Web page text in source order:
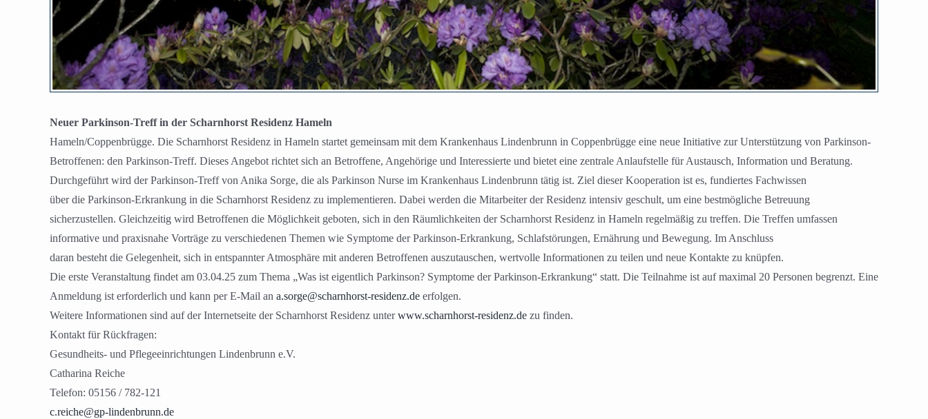
Neuer Parkinson-Treff in der Scharnhorst Residenz Hameln
Hameln/Coppenbrügge. Die Scharnhorst Residenz in Hameln startet gemeinsam mit dem Krankenhaus Lindenbrunn in Coppenbrügge eine neue Initiative zur Unterstützung von Parkinson-
Betroffenen: den Parkinson-Treff. Dieses Angebot richtet sich an Betroffene, Angehörige und Interessierte und bietet eine zentrale Anlaufstelle für Austausch, Information und Beratung.
Durchgeführt wird der Parkinson-Treff von Anika Sorge, die als Parkinson Nurse im Krankenhaus Lindenbrunn tätig ist. Ziel dieser Kooperation ist es, fundiertes Fachwissen
über die Parkinson-Erkrankung in die Scharnhorst Residenz zu implementieren. Dabei werden die Mitarbeiter der Residenz intensiv geschult, um eine bestmögliche Betreuung
sicherzustellen. Gleichzeitig wird Betroffenen die Möglichkeit geboten, sich in den Räumlichkeiten der Scharnhorst Residenz in Hameln regelmäßig zu treffen. Die Treffen umfassen
informative und praxisnahe Vorträge zu verschiedenen Themen wie Symptome der Parkinson-Erkrankung, Schlafstörungen, Ernährung und Bewegung. Im Anschluss
daran besteht die Gelegenheit, sich in entspannter Atmosphäre mit anderen Betroffenen auszutauschen, wertvolle Informationen zu teilen und neue Kontakte zu knüpfen.
Die erste Veranstaltung findet am 03.04.25 zum Thema „Was ist eigentlich Parkinson? Symptome der Parkinson-Erkrankung“ statt. Die Teilnahme ist auf maximal 20 Personen begrenzt. Eine
Anmeldung ist erforderlich und kann per E-Mail an a.sorge@scharnhorst-residenz.de erfolgen.
Weitere Informationen sind auf der Internetseite der Scharnhorst Residenz unterwww.scharnhorst-residenz.de zu finden.
Kontakt für Rückfragen:
Gesundheits- und Pflegeeinrichtungen Lindenbrunn e.V.
Catharina Reiche
Telefon: 05156 / 782-121
c.reiche@gp-lindenbrunn.de